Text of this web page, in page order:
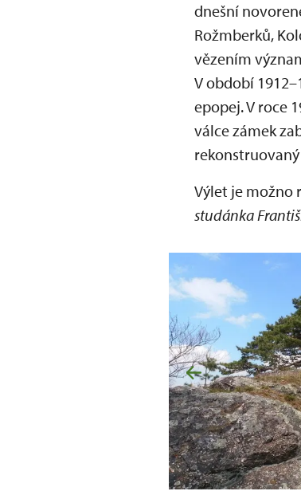
dnešní
Rožmberků,
vězením
V období
epopej. V roce
válce zámek
Výlet je možno
studánka